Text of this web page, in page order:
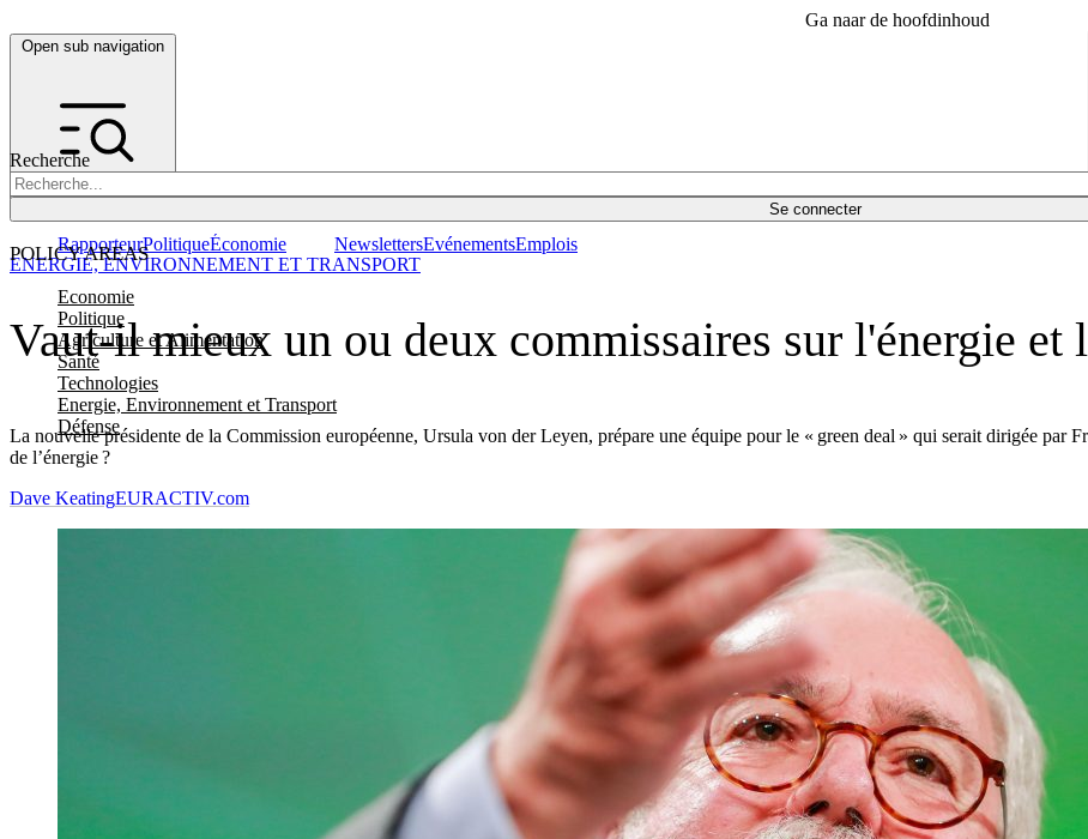
Ga naar de hoofdinhoud
Open sub navigation
Recherche
Se connecter
POLICY AREAS
Economie
Politique
Agriculture et Alimentation
Santé
Technologies
Energie, Environnement et Transport
Défense
RapporteurPolitiqueÉconomie NewslettersEvénementsEmplois
Vaut-il mieux un ou deux commissaires sur l'énergie et
La nouvelle présidente de la Commission européenne, Ursula von der Leyen, prépare une équipe pour le « green deal » qui serait dirigée par
de l’énergie ?
ENERGIE, ENVIRONNEMENT ET TRANSPORT
Dave KeatingEURACTIV.com